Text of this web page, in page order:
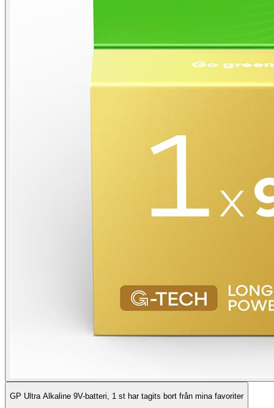
GP Ultra Alkaline 9V-batteri, 1 st har tagits bort från mina favoriter